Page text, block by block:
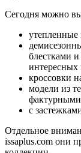
Сегодня можно
утепленные
блестками
интересных
кроссовки
модели из
фактурными
с
Отдельное
issaplus.com они